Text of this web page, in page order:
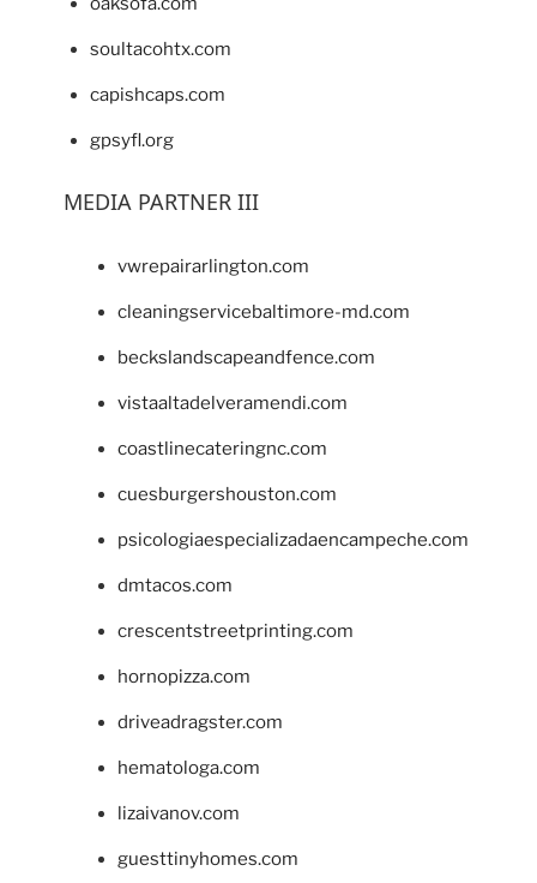
soultacohtx.com
capishcaps.com
gpsyfl.org
MEDIA PARTNER III
vwrepairarlington.com
cleaningservicebaltimore-md.com
beckslandscapeandfence.com
vistaaltadelveramendi.com
coastlinecateringnc.com
cuesburgershouston.com
psicologiaespecializadaencampeche.com
dmtacos.com
crescentstreetprinting.com
hornopizza.com
driveadragster.com
hematologa.com
lizaivanov.com
guesttinyhomes.com